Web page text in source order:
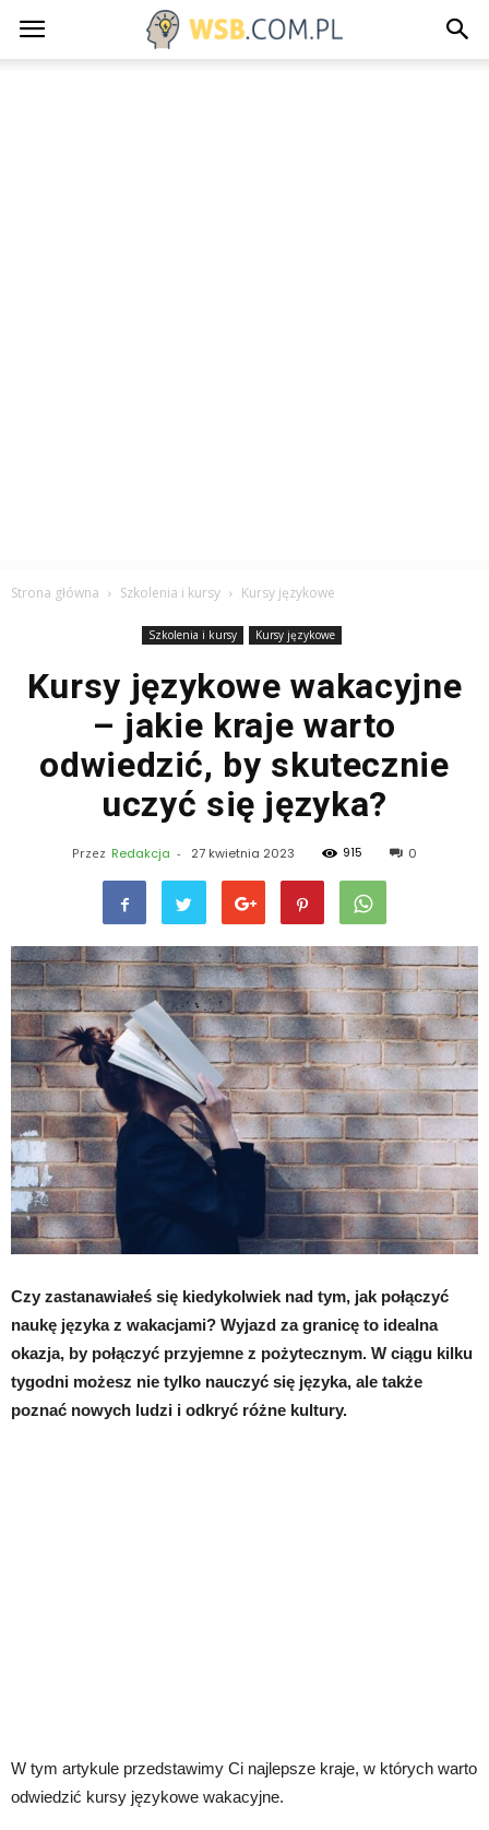
Strona główna Szkolenia i kursy Kursy językowe
Szkolenia i kursy Kursy językowe
Kursy językowe wakacyjne
– jakie kraje warto
odwiedzić, by skutecznie
uczyć się języka?
Przez Redakcja - 27 kwietnia 2023 915 0
Czy zastanawiałeś się kiedykolwiek nad tym, jak połączyć
naukę języka z wakacjami? Wyjazd za granicę to idealna
okazja, by połączyć przyjemne z pożytecznym. W ciągu kilku
tygodni możesz nie tylko nauczyć się języka, ale także
poznać nowych ludzi i odkryć różne kultury.
W tym artykule przedstawimy Ci najlepsze kraje, w których warto
odwiedzić kursy językowe wakacyjne.